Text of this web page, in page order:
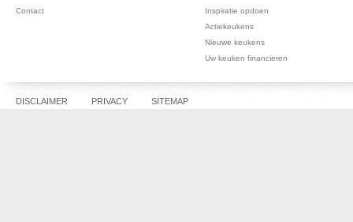
Contact
Inspiratie opdoen
Actiekeukens
Nieuwe keukens
Uw keuken financieren
DISCLAIMER PRIVACY SITEMAP